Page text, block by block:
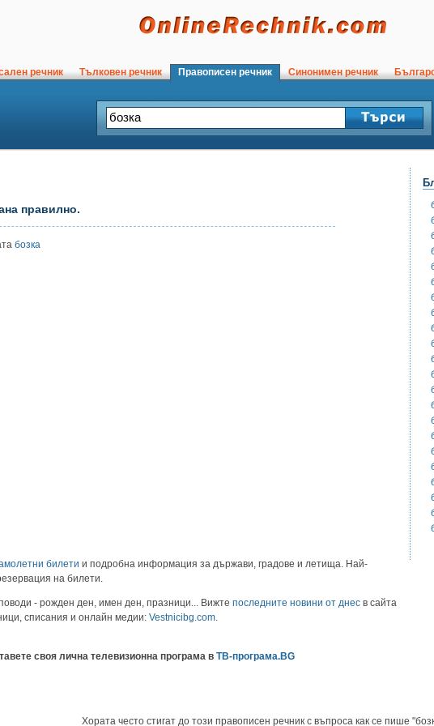
речник Тълковен речник Правописен речник Синонимен речник
правилно.
бозка
билети и подробна информация за държави, градове и летища. Най-
на билети.
поводи - рожден ден, имен ден, празници... Вижте последните новини от днес в сайта
списания и онлайн медии: Vestnicibg.com.
своя лична телевизионна програма в ТВ-програма.BG
Хората често стигат до този правописен речник с въпроса как се пише